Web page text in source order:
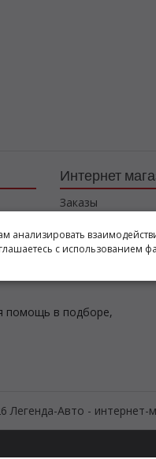
Интернет
Заказы
Баланс
Каталог товаров
помощь в подборе,
Легенда-Авто - интернет-
анализировать
с использованием